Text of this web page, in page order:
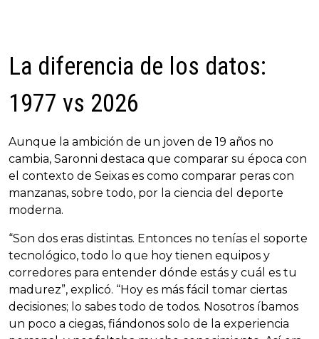
La diferencia de los datos:
1977 vs 2026
Aunque la ambición de un joven de 19 años no
cambia, Saronni destaca que comparar su época con
el contexto de Seixas es como comparar peras con
manzanas, sobre todo, por la ciencia del deporte
moderna.
“Son dos eras distintas. Entonces no tenías el soporte
tecnológico, todo lo que hoy tienen equipos y
corredores para entender dónde estás y cuál es tu
madurez”, explicó. “Hoy es más fácil tomar ciertas
decisiones; lo sabes todo de todos. Nosotros íbamos
un poco a ciegas, fiándonos solo de la experiencia